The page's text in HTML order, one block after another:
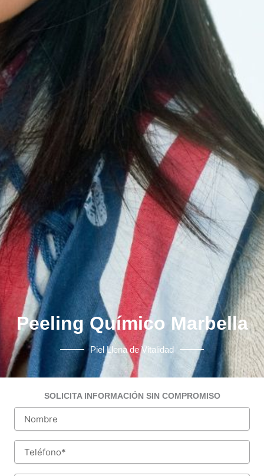
Peeling Químico Marbella
Piel Llena de Vitalidad
SOLICITA INFORMACIÓN SIN COMPROMISO